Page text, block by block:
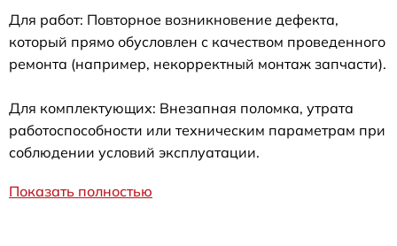
Для работ: Повторное возникновение дефекта,
который прямо обусловлен с качеством проведенного
ремонта (например, некорректный монтаж запчасти).
Для комплектующих: Внезапная поломка, утрата
работоспособности или техническим параметрам при
соблюдении условий эксплуатации.
Показать полностью